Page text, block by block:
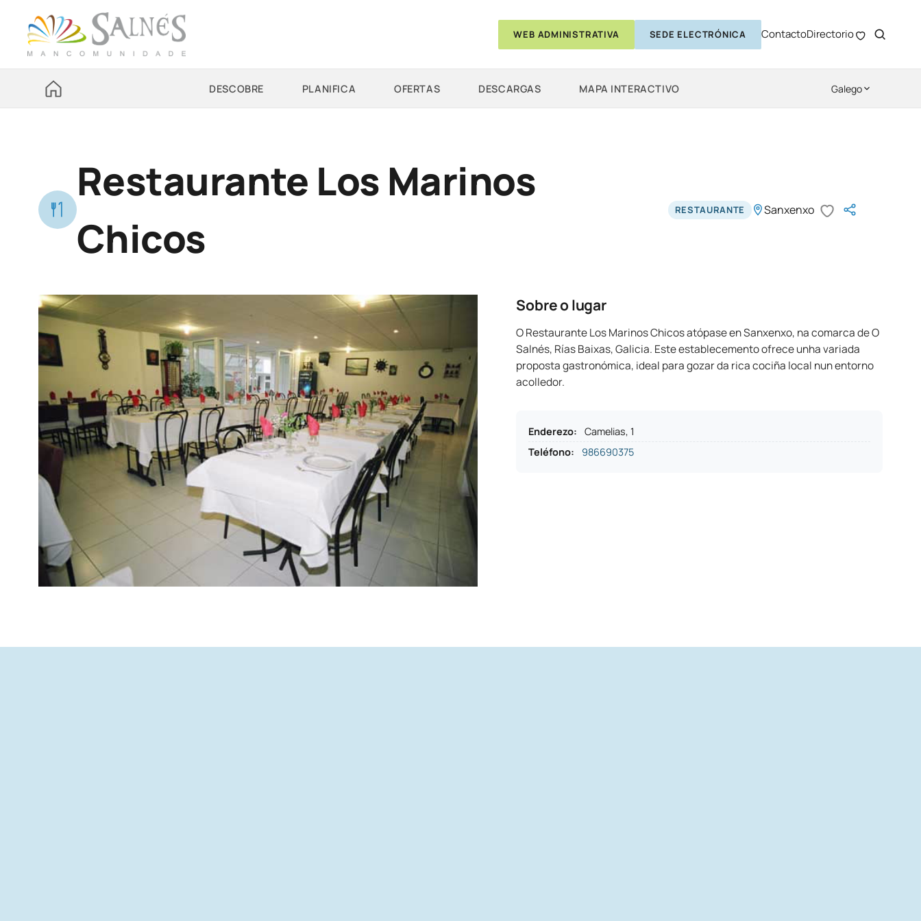
WEB ADMINISTRATIVA SEDE ELECTRÓNICA ContactoDirectorio
DESCOBRE PLANIFICA OFERTAS DESCARGAS MAPA INTERACTIVO Galego
Restaurante Los Marinos
Chicos
RESTAURANTE Sanxenxo
Sobre o lugar
O Restaurante Los Marinos Chicos atópase en Sanxenxo, na comarca de O
Salnés, Rías Baixas, Galicia. Este establecemento ofrece unha variada
proposta gastronómica, ideal para gozar da rica cociña local nun entorno
acolledor.
Enderezo:
Camelias, 1
Teléfono: 986690375